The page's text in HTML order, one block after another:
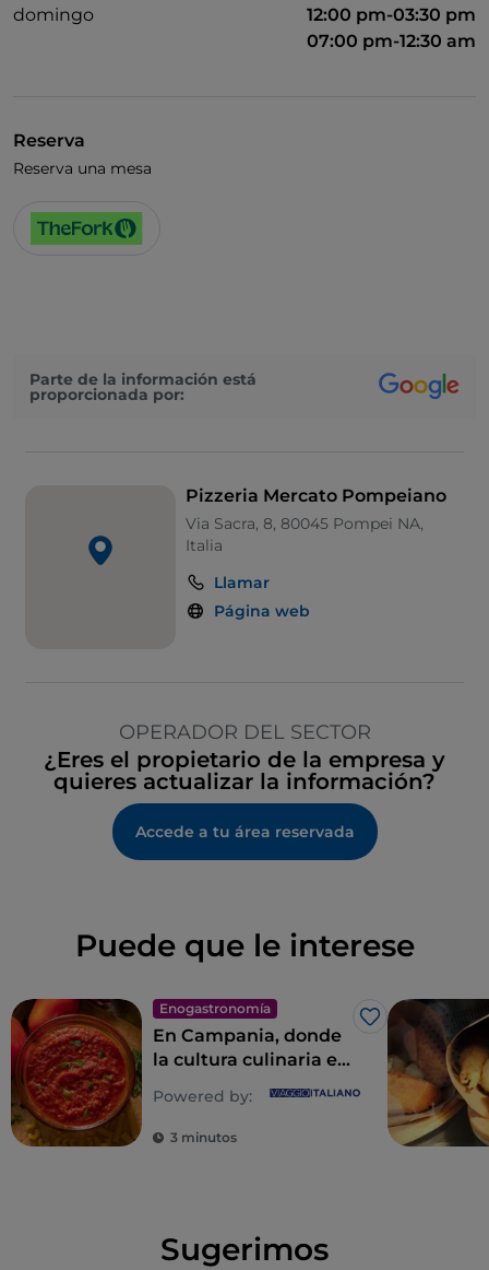
Acceso para inválidos
Cocktail
Se habla francés
domingo
12:00 pm-03:30 pm
07:00 pm-12:30 am
Reserva
Reserva una mesa
Parte de la información está
proporcionada por:
Pizzeria Mercato Pompeiano
Via Sacra, 8, 80045 Pompei NA,
Italia
Llamar
Página web
OPERADOR DEL SECTOR
¿Eres el propietario de la empresa y
quieres actualizar la información?
Accede a tu área reservada
Puede que le interese
Enogastronomía
Me gusta
En Campania, donde
la cultura culinaria es
un estilo de vida
Powered by:
3 minutos
Sugerimos